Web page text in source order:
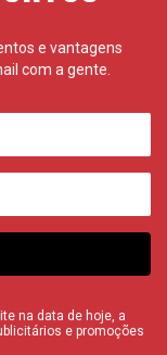
e vantagens
com a gente.
na data de hoje, a
e promoções